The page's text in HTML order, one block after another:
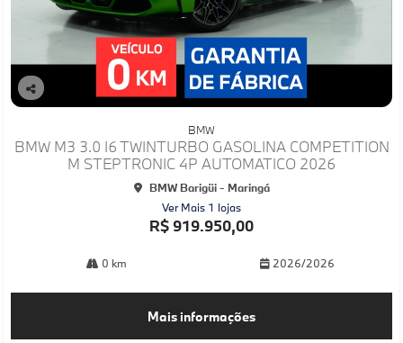
Co
lhe
BMW
BMW M3 3.0 I6 TWINTURBO GASOLINA COMPETITION
M STEPTRONIC 4P AUTOMATICO 2026
BMW Barigüi - Maringá
Ver Mais 1 lojas
R$ 919.950,00
0 km 2026/2026
Mais informações